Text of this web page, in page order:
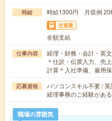
時給 時給1300円 月収例
交通費
全額支給
仕事内容
経理・財務・会計・英
＊仕訳・伝票入力、売
計算＊入社準備、雇用
応募資格
パソコンスキル不要 /
経理事務のご経験があ
職場の雰囲気